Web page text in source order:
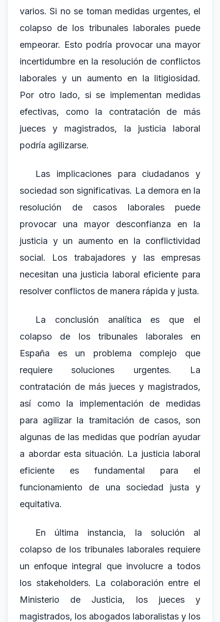
varios. Si no se toman medidas urgentes, el
colapso de los tribunales laborales puede
empeorar. Esto podría provocar una mayor
incertidumbre en la resolución de conflictos
laborales y un aumento en la litigiosidad.
Por otro lado, si se implementan medidas
efectivas, como la contratación de más
jueces y magistrados, la justicia laboral
podría agilizarse.
Las implicaciones para ciudadanos y
sociedad son significativas. La demora en la
resolución de casos laborales puede
provocar una mayor desconfianza en la
justicia y un aumento en la conflictividad
social. Los trabajadores y las empresas
necesitan una justicia laboral eficiente para
resolver conflictos de manera rápida y justa.
La conclusión analítica es que el
colapso de los tribunales laborales en
España es un problema complejo que
requiere soluciones urgentes. La
contratación de más jueces y magistrados,
así como la implementación de medidas
para agilizar la tramitación de casos, son
algunas de las medidas que podrían ayudar
a abordar esta situación. La justicia laboral
eficiente es fundamental para el
funcionamiento de una sociedad justa y
equitativa.
En última instancia, la solución al
colapso de los tribunales laborales requiere
un enfoque integral que involucre a todos
los stakeholders. La colaboración entre el
Ministerio de Justicia, los jueces y
magistrados, los abogados laboralistas y los